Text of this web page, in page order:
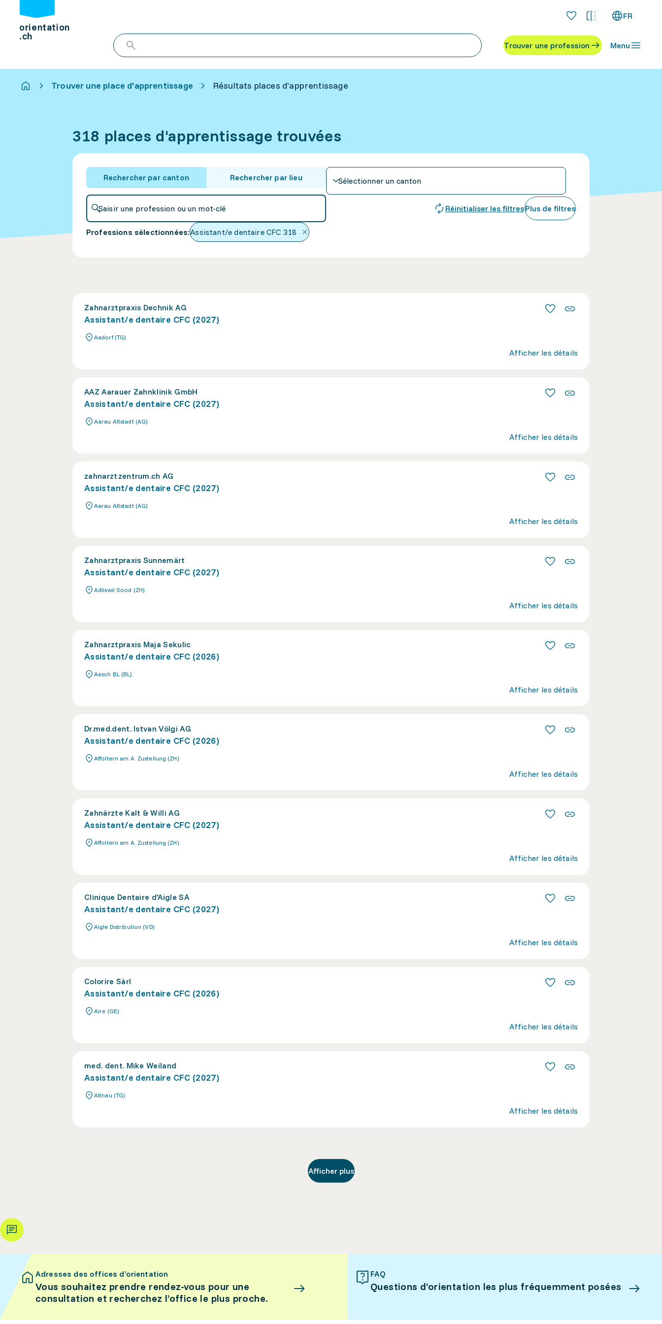
orientation
.ch
FR
Trouver une profession Menu
Trouver une place d'apprentissage Résultats places d'apprentissage
318 places d'apprentissage trouvées
Rechercher par canton Rechercher par lieu Sélectionner un canton
Saisir une profession ou un mot-clé Réinitialiser les filtresPlus de filtres
Professions sélectionnées:Assistant/e dentaire CFC 318
Zahnarztpraxis Dechnik AG
Assistant/e dentaire CFC (2027)
Aadorf (TG)
Afficher les détails
AAZ Aarauer Zahnklinik GmbH
Assistant/e dentaire CFC (2027)
Aarau Altstadt (AG)
Afficher les détails
zahnarztzentrum.ch AG
Assistant/e dentaire CFC (2027)
Aarau Altstadt (AG)
Afficher les détails
Zahnarztpraxis Sunnemärt
Assistant/e dentaire CFC (2027)
Adliswil Sood (ZH)
Afficher les détails
Zahnarztpraxis Maja Sekulic
Assistant/e dentaire CFC (2026)
Aesch BL (BL)
Afficher les détails
Dr.med.dent. Istvan Völgi AG
Assistant/e dentaire CFC (2026)
Affoltern am A. Zustellung (ZH)
Afficher les détails
Zahnärzte Kalt & Willi AG
Assistant/e dentaire CFC (2027)
Affoltern am A. Zustellung (ZH)
Afficher les détails
Clinique Dentaire d'Aigle SA
Assistant/e dentaire CFC (2027)
Aigle Distribution (VD)
Afficher les détails
Colorire Sàrl
Assistant/e dentaire CFC (2026)
Aïre (GE)
Afficher les détails
med. dent. Mike Weiland
Assistant/e dentaire CFC (2027)
Altnau (TG)
Afficher les détails
Afficher plus
Adresses des offices d’orientation
Vous souhaitez prendre rendez-vous pour une
consultation et recherchez l’office le plus proche.
FAQ
Questions d’orientation les plus fréquemment posées